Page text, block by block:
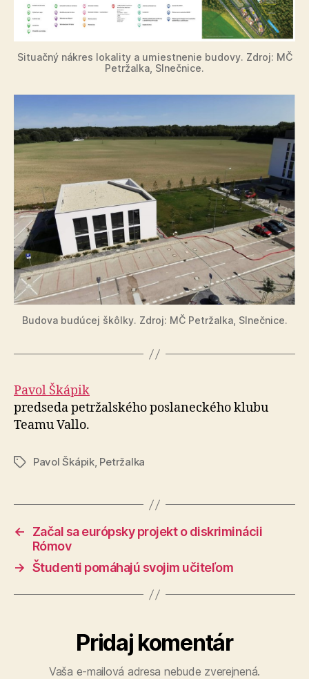
Situačný nákres lokality a umiestnenie budovy. Zdroj: MČ
Petržalka, Slnečnice.
Budova budúcej škôlky. Zdroj: MČ Petržalka, Slnečnice.
Pavol Škápik
predseda petržalského poslaneckého klubu
Teamu Vallo.
ZnačkyPavol Škápik, Petržalka
←
Začal sa európsky projekt o diskriminácii
Rómov
→ Študenti pomáhajú svojim učiteľom
Pridaj komentár
Vaša e-mailová adresa nebude zverejnená.